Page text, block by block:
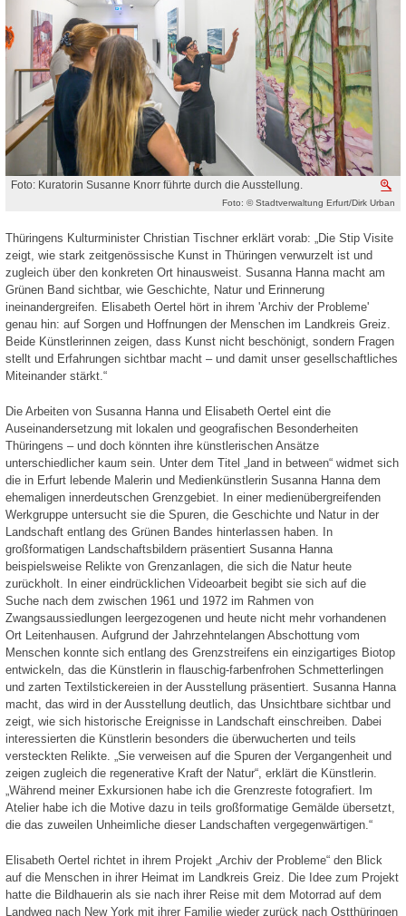
Foto: Kuratorin Susanne Knorr führte durch die Ausstellung.
Foto: © Stadtverwaltung Erfurt/Dirk Urban
Thüringens Kulturminister Christian Tischner erklärt vorab: „Die Stip Visite
zeigt, wie stark zeitgenössische Kunst in Thüringen verwurzelt ist und
zugleich über den konkreten Ort hinausweist. Susanna Hanna macht am
Grünen Band sichtbar, wie Geschichte, Natur und Erinnerung
ineinandergreifen. Elisabeth Oertel hört in ihrem 'Archiv der Probleme'
genau hin: auf Sorgen und Hoffnungen der Menschen im Landkreis Greiz.
Beide Künstlerinnen zeigen, dass Kunst nicht beschönigt, sondern Fragen
stellt und Erfahrungen sichtbar macht – und damit unser gesellschaftliches
Miteinander stärkt.“
Die Arbeiten von Susanna Hanna und Elisabeth Oertel eint die
Auseinandersetzung mit lokalen und geografischen Besonderheiten
Thüringens – und doch könnten ihre künstlerischen Ansätze
unterschiedlicher kaum sein. Unter dem Titel „land in between“ widmet sich
die in Erfurt lebende Malerin und Medienkünstlerin Susanna Hanna dem
ehemaligen innerdeutschen Grenzgebiet. In einer medienübergreifenden
Werkgruppe untersucht sie die Spuren, die Geschichte und Natur in der
Landschaft entlang des Grünen Bandes hinterlassen haben. In
großformatigen Landschaftsbildern präsentiert Susanna Hanna
beispielsweise Relikte von Grenzanlagen, die sich die Natur heute
zurückholt. In einer eindrücklichen Videoarbeit begibt sie sich auf die
Suche nach dem zwischen 1961 und 1972 im Rahmen von
Zwangsaussiedlungen leergezogenen und heute nicht mehr vorhandenen
Ort Leitenhausen. Aufgrund der Jahrzehntelangen Abschottung vom
Menschen konnte sich entlang des Grenzstreifens ein einzigartiges Biotop
entwickeln, das die Künstlerin in flauschig-farbenfrohen Schmetterlingen
und zarten Textilstickereien in der Ausstellung präsentiert. Susanna Hanna
macht, das wird in der Ausstellung deutlich, das Unsichtbare sichtbar und
zeigt, wie sich historische Ereignisse in Landschaft einschreiben. Dabei
interessierten die Künstlerin besonders die überwucherten und teils
versteckten Relikte. „Sie verweisen auf die Spuren der Vergangenheit und
zeigen zugleich die regenerative Kraft der Natur“, erklärt die Künstlerin.
„Während meiner Exkursionen habe ich die Grenzreste fotografiert. Im
Atelier habe ich die Motive dazu in teils großformatige Gemälde übersetzt,
die das zuweilen Unheimliche dieser Landschaften vergegenwärtigen.“
Elisabeth Oertel richtet in ihrem Projekt „Archiv der Probleme“ den Blick
auf die Menschen in ihrer Heimat im Landkreis Greiz. Die Idee zum Projekt
hatte die Bildhauerin als sie nach ihrer Reise mit dem Motorrad auf dem
Landweg nach New York mit ihrer Familie wieder zurück nach Ostthüringen